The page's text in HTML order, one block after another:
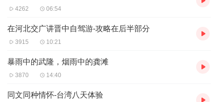
4262 06:54
在河北交广讲晋中自驾游-攻略在后半部分
3915 10:21
暴雨中的武隆，烟雨中的龚滩
3870 14:40
同文同种情怀-台湾八天体验